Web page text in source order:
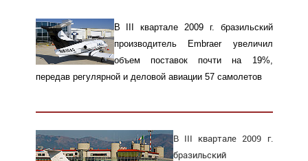
В III квартале 2009 г. бразильский
производитель Embraer увеличил
объем поставок почти на 19%,
передав регулярной и деловой авиации 57 самолетов
В III квартале 2009 г.
бразильский